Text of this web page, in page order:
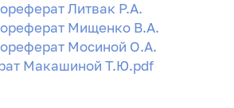
Литвак Р.А.
Мищенко В.А.
Мосиной О.А.
Макашиной Т.Ю.pdf